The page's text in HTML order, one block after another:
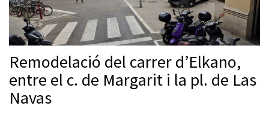
Remodelació del carrer d’Elkano,
entre el c. de Margarit i la pl. de Las
Navas